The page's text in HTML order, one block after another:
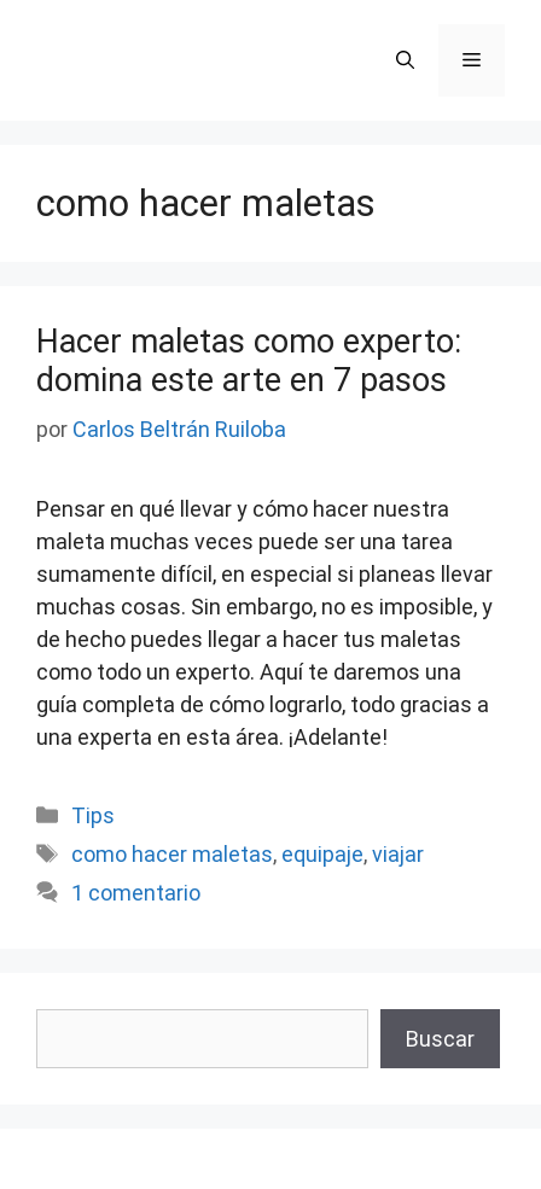
Menú
como hacer maletas
Hacer maletas como experto:
domina este arte en 7 pasos
por Carlos Beltrán Ruiloba
Pensar en qué llevar y cómo hacer nuestra
maleta muchas veces puede ser una tarea
sumamente difícil, en especial si planeas llevar
muchas cosas. Sin embargo, no es imposible, y
de hecho puedes llegar a hacer tus maletas
como todo un experto. Aquí te daremos una
guía completa de cómo lograrlo, todo gracias a
una experta en esta área. ¡Adelante!
Categorías
Tips
Etiquetas
como hacer maletas, equipaje,viajar
1 comentario
Buscar